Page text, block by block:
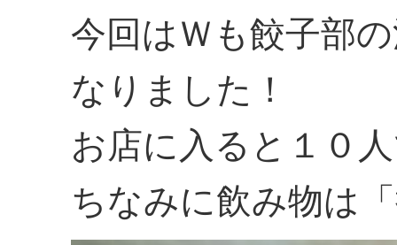
今回はＷも餃子部
なりました！
お店に入ると１０
ちなみに飲み物は